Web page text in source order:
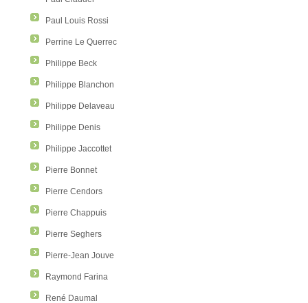
Paul Louis Rossi
Perrine Le Querrec
Philippe Beck
Philippe Blanchon
Philippe Delaveau
Philippe Denis
Philippe Jaccottet
Pierre Bonnet
Pierre Cendors
Pierre Chappuis
Pierre Seghers
Pierre-Jean Jouve
Raymond Farina
René Daumal